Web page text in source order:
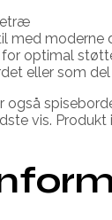
med moderne
optimal
eller som
også
vis.